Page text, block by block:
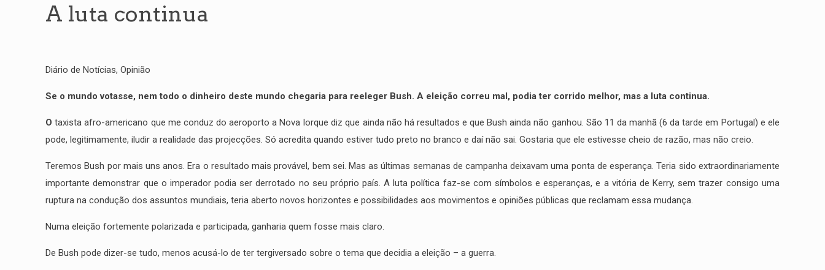
A luta continua
Diário de Notícias, Opinião
Se o mundo votasse, nem todo o dinheiro deste mundo chegaria para reeleger Bush. A eleição correu mal, podia ter corrido melhor, mas a luta continua.
O taxista afro-americano que me conduz do aeroporto a Nova Iorque diz que ainda não há resultados e que Bush ainda não ganhou. São 11 da manhã (6 da tarde em Portugal) e ele
pode, legitimamente, iludir a realidade das projecções. Só acredita quando estiver tudo preto no branco e daí não sai. Gostaria que ele estivesse cheio de razão, mas não creio.
Teremos Bush por mais uns anos. Era o resultado mais provável, bem sei. Mas as últimas semanas de campanha deixavam uma ponta de esperança. Teria sido extraordinariamente
importante demonstrar que o imperador podia ser derrotado no seu próprio país. A luta política faz-se com símbolos e esperanças, e a vitória de Kerry, sem trazer consigo uma
ruptura na condução dos assuntos mundiais, teria aberto novos horizontes e possibilidades aos movimentos e opiniões públicas que reclamam essa mudança.
Numa eleição fortemente polarizada e participada, ganharia quem fosse mais claro.
De Bush pode dizer-se tudo, menos acusá-lo de ter tergiversado sobre o tema que decidia a eleição – a guerra.